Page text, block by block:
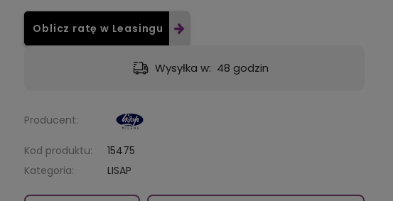
Oblicz ratę w Leasingu
Wysyłka w: 48 godzin
Producent:
Kod produktu:
15475
Kategoria:
LISAP